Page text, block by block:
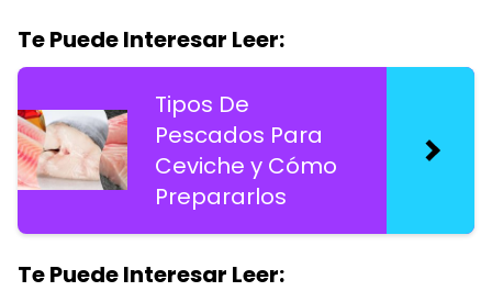
Te Puede Interesar Leer:
Tipos De
Pescados Para
Ceviche y Cómo
Prepararlos
Te Puede Interesar Leer: